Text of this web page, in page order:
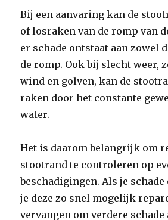
Bij een aanvaring kan de
of losraken van de romp van
er schade ontstaat aan zowel
de romp. Ook bij slecht weer,
wind en golven, kan de
raken door het constante
water.
Het is daarom belangrijk om
stootrand te controleren op
beschadigingen. Als je
je deze zo snel mogelijk
vervangen om verdere schade